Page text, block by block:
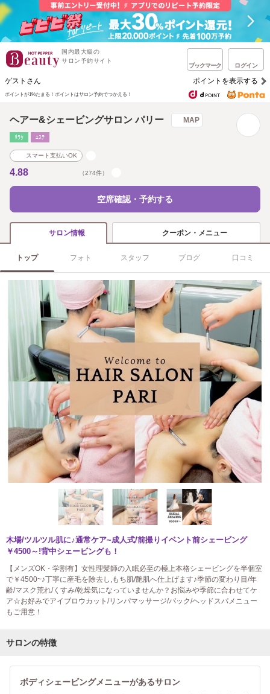
国内最大級の
サロン予約サイト
ブックマーク ログイン
ゲストさん ポイントを表示する
ポイントが1%たまる！ ポイントはサロン予約でつかえる！
ヘアー&シェービングサロン パリー MAP
ﾘﾗｸ ｴｽﾃ
スマート支払いOK
4.88 （274件）
空席確認・予約する
サロン情報 クーポン・メニュー
トップ フォト スタッフ ブログ 口コミ
木場/ツルツル肌に♪通常ケア~成人式/前撮りイベント前シェービング
￥4500～!背中シェービングも！
【メンズOK・学割有】女性理髪師の入眠必至の極上本格シェービングを半個室
で￥4500~♪丁寧に産毛を除去し,もち肌/艶肌へ仕上げます♪季節の変わり目/年
齢/マスク荒れ/くすみ/乾燥気になっていませんか？お悩みや季節に合わせてケ
ア☆お好みでアイブロウカット/リンパマッサージ/パック/ヘッドスパメニュー
もご用意！
サロンの特徴
ボディシェービングメニューがあるサロン